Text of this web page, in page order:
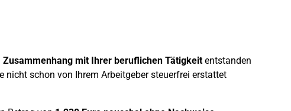
mit Ihrer beruflichen Tätigkeitentstanden
nicht schon von Ihrem Arbeitgeber steuerfrei erstattet